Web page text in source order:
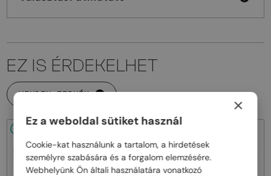
EZ IS ÉRDEKELHET
MINDEN TERMÉK
×
Ez a weboldal sütiket használ
Cookie-kat használunk a tartalom, a hirdetések
személyre szabására és a forgalom elemzésére.
Webhelyünk Ön általi használatára vonatkozó